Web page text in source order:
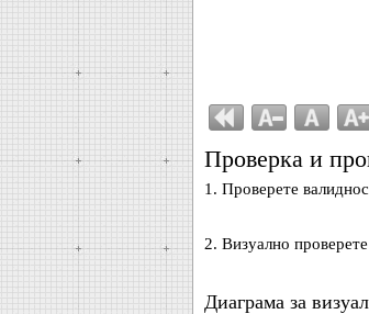
Проверка и
1. Проверете
2. Визуално
Диаграма за